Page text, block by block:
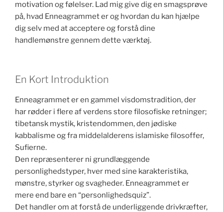
motivation og følelser. Lad mig give dig en smagsprøve
på, hvad Enneagrammet er og hvordan du kan hjælpe
dig selv med at acceptere og forstå dine
handlemønstre gennem dette værktøj.
En Kort Introduktion
Enneagrammet er en gammel visdomstradition, der
har rødder i flere af verdens store filosofiske retninger;
tibetansk mystik, kristendommen, den jødiske
kabbalisme og fra middelalderens islamiske filosoffer,
Sufierne.
Den repræsenterer ni grundlæggende
personlighedstyper, hver med sine karakteristika,
mønstre, styrker og svagheder. Enneagrammet er
mere end bare en “personlighedsquiz”.
Det handler om at forstå de underliggende drivkræfter,